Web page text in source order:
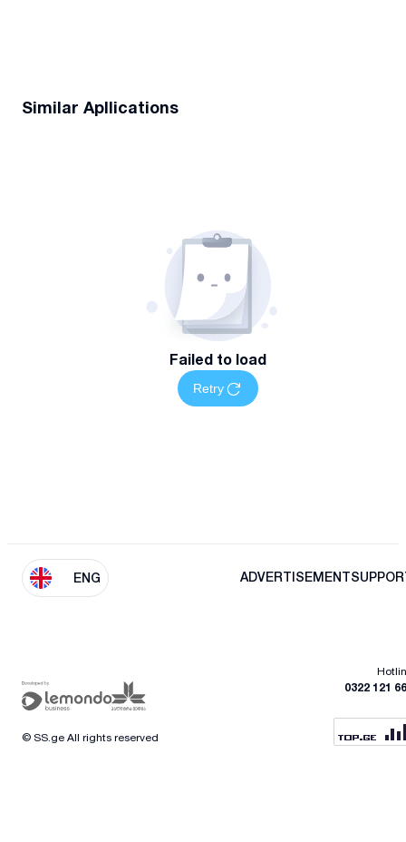
Similar Apllications
Failed to load
Retry
ENG ADVERTISEMENT
0322 121
© SS.ge All rights reserved